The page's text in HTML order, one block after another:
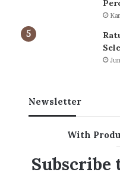
Newsletter
With